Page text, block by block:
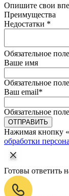
Опишите свои
Преимущества
Недостатки *
Обязательное поле
Ваше имя
Обязательное поле
Ваш email*
Обязательное поле
ОТПРАВИТЬ
Нажимая кнопку
обработки
Готовы ответить